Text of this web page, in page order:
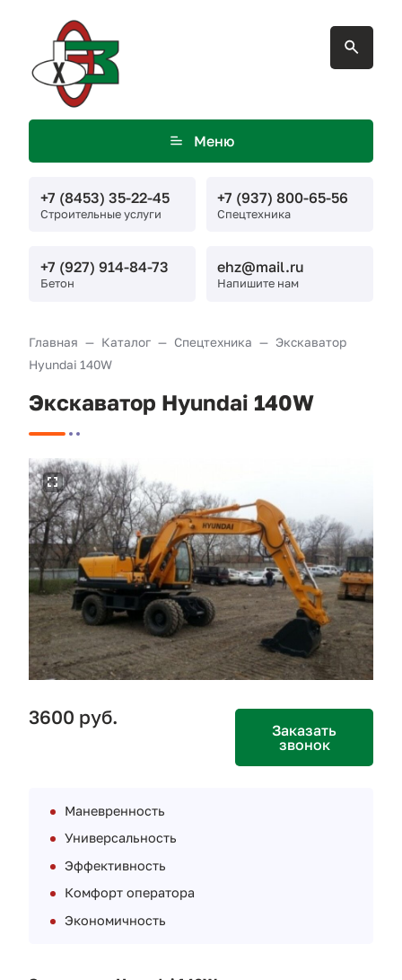
Меню
+7 (8453) 35-22-45
Строительные услуги
+7 (937) 800-65-56
Спецтехника
+7 (927) 914-84-73
Бетон
ehz@mail.ru
Напишите нам
Главная Каталог Спецтехника
Экскаватор
Hyundai 140W
Экскаватор Hyundai 140W
3600 руб.
Заказать
звонок
Маневренность
Универсальность
Эффективность
Комфорт оператора
Экономичность